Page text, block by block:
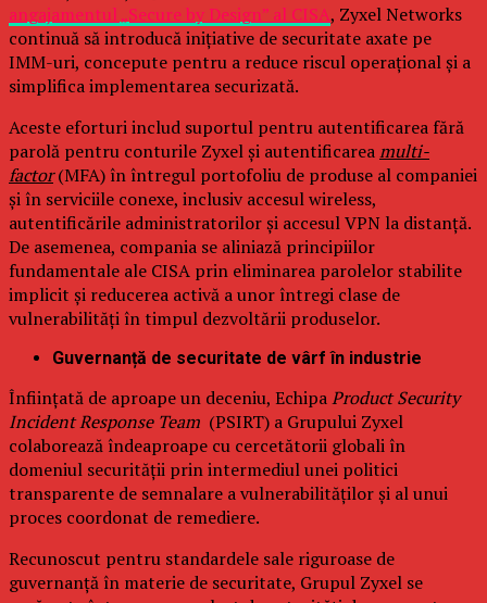
angajamentul „Secure by Design” al CISA, Zyxel Networks
continuă să introducă inițiative de securitate axate pe
IMM-uri, concepute pentru a reduce riscul operațional și a
simplifica implementarea securizată.
Aceste eforturi includ suportul pentru autentificarea fără
parolă pentru conturile Zyxel și autentificareamulti-
factor(MFA) în întregul portofoliu de produse al companiei
și în serviciile conexe, inclusiv accesul wireless,
autentificările administratorilor și accesul VPN la distanță.
De asemenea, compania se aliniază principiilor
fundamentale ale CISA prin eliminarea parolelor stabilite
implicit și reducerea activă a unor întregi clase de
vulnerabilități în timpul dezvoltării produselor.
Guvernanță de securitate de vârf în industrie
Înființată de aproape un deceniu, EchipaProduct Security
Incident Response Team (PSIRT) a Grupului Zyxel
colaborează îndeaproape cu cercetătorii globali în
domeniul securității prin intermediul unei politici
transparente de semnalare a vulnerabilităților și al unui
proces coordonat de remediere.
Recunoscut pentru standardele sale riguroase de
guvernanță în materie de securitate, Grupul Zyxel se